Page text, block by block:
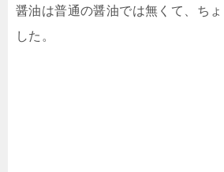
醤油は普通の醤油では無くて、ち
した。